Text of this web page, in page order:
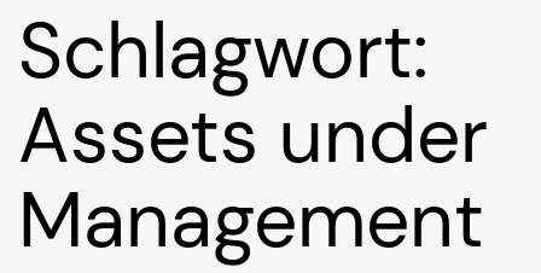
Schlagwort:
Assets under
Management